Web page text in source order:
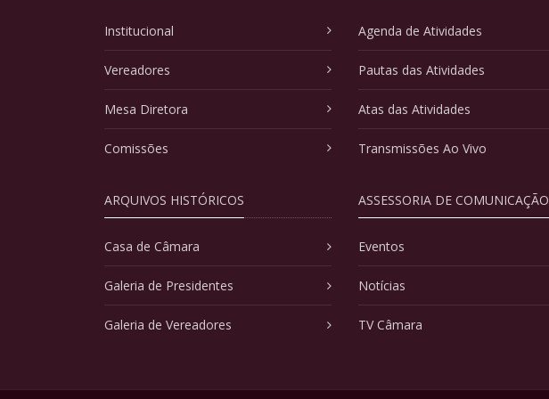
Institucional
Vereadores
Mesa Diretora
Comissões
ARQUIVOS HISTÓRICOS
Casa de Câmara
Galeria de Presidentes
Galeria de Vereadores
Agenda de Atividades
Pautas das Atividades
Atas das Atividades
Transmissões Ao Vivo
ASSESSORIA DE COMUNICAÇÃO
Eventos
Notícias
TV Câmara